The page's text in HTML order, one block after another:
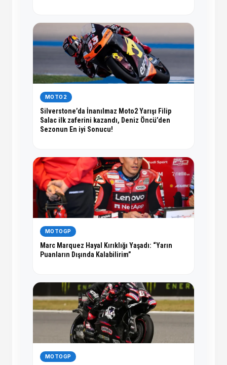
MOTO2
Silverstone’da İnanılmaz Moto2 Yarışı Filip
Salac ilk zaferini kazandı, Deniz Öncü’den
Sezonun En iyi Sonucu!
MOTOGP
Marc Marquez Hayal Kırıklığı Yaşadı: “Yarın
Puanların Dışında Kalabilirim”
MOTOGP